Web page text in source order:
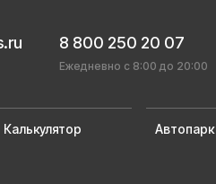
8 800 250 20 07
Ежедневно с 8:00 до 20:00
Калькулятор Автопарк